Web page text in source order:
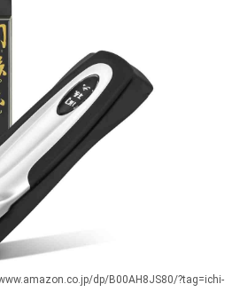
dp/B00AH8JS80/?tag=ichi-